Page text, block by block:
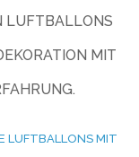
LUFTBALLONS
MIT
LUFTBALLONS MIT